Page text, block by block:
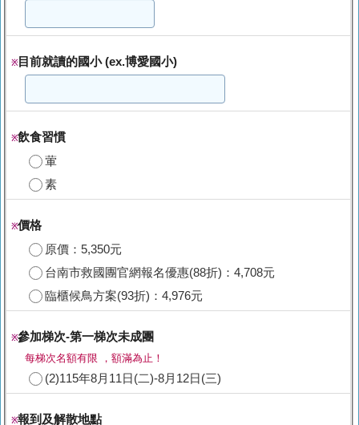
※目前就讀的國小 (ex.博愛國小)
※飲食習慣
葷
素
※價格
原價：5,350元
台南市救國團官網報名優惠(88折)：4,708元
臨櫃候鳥方案(93折)：4,976元
※參加梯次-第一梯次未成團
每梯次名額有限 ，額滿為止！
(2)115年8月11日(二)-8月12日(三)
※報到及解散地點